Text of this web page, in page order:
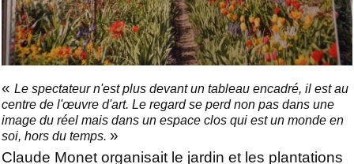
« Le spectateur n'est plus devant un tableau encadré, il est au
centre de l'œuvre d'art. Le regard se perd non pas dans une
image du réel mais dans un espace clos qui est un monde en
soi, hors du temps. »
Claude Monet organisait le jardin et les plantations